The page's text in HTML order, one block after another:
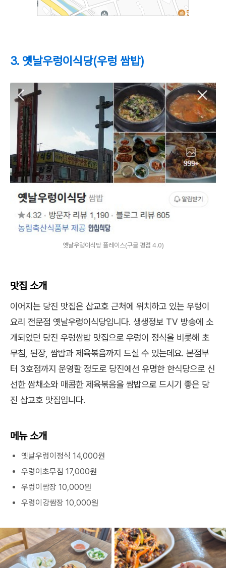
3. 옛날우렁이식당(우렁 쌈밥)
옛날우렁이식당 플레이스(구글 평점 4.0)
맛집 소개
이어지는 당진 맛집은 삽교호 근처에 위치하고 있는 우렁이
요리 전문점 옛날우렁이식당입니다. 생생정보 TV 방송에 소
개되었던 당진 우렁쌈밥 맛집으로 우렁이 정식을 비롯해 초
무침, 된장, 쌈밥과 제육볶음까지 드실 수 있는데요. 본점부
터 3호점까지 운영할 정도로 당진에선 유명한 한식당으로 신
선한 쌈채소와 매콤한 제육볶음을 쌈밥으로 드시기 좋은 당
진 삽교호 맛집입니다.
메뉴 소개
옛날우렁이정식 14,000원
우렁이초무침 17,000원
우렁이쌈장 10,000원
우렁이강쌈장 10,000원